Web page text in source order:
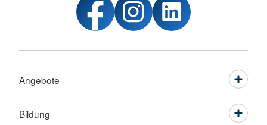
Angebote
Bildung